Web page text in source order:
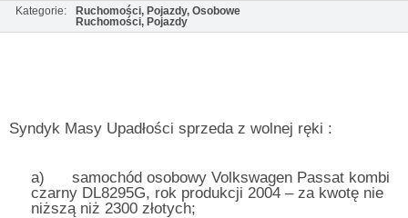
Kategorie:
Ruchomości, Pojazdy, Osobowe
Ruchomości, Pojazdy
Syndyk Masy Upadłości sprzeda z wolnej ręki :
a) samochód osobowy Volkswagen Passat kombi
czarny DL8295G, rok produkcji 2004 – za kwotę nie
niższą niż 2300 złotych;